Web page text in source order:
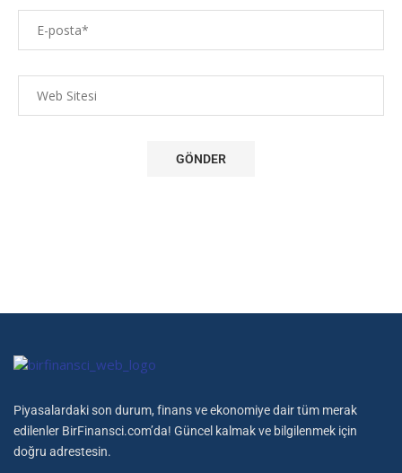
Piyasalardaki son durum, finans ve ekonomiye dair tüm merak
edilenler BirFinansci.com’da! Güncel kalmak ve bilgilenmek için
doğru adrestesin.